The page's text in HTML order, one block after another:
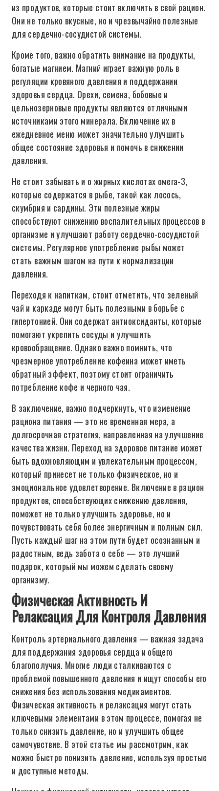
из продуктов, которые стоит включить в свой рацион.
Они не только вкусные, но и чрезвычайно полезные
для сердечно-сосудистой системы.
Кроме того, важно обратить внимание на продукты,
богатые магнием. Магний играет важную роль в
регуляции кровяного давления и поддержании
здоровья сердца. Орехи, семена, бобовые и
цельнозерновые продукты являются отличными
источниками этого минерала. Включение их в
ежедневное меню может значительно улучшить
общее состояние здоровья и помочь в снижении
давления.
Не стоит забывать и о жирных кислотах омега-3,
которые содержатся в рыбе, такой как лосось,
скумбрия и сардины. Эти полезные жиры
способствуют снижению воспалительных процессов в
организме и улучшают работу сердечно-сосудистой
системы. Регулярное употребление рыбы может
стать важным шагом на пути к нормализации
давления.
Переходя к напиткам, стоит отметить, что зеленый
чай и каркаде могут быть полезными в борьбе с
гипертонией. Они содержат антиоксиданты, которые
помогают укрепить сосуды и улучшить
кровообращение. Однако важно помнить, что
чрезмерное употребление кофеина может иметь
обратный эффект, поэтому стоит ограничить
потребление кофе и черного чая.
В заключение, важно подчеркнуть, что изменение
рациона питания — это не временная мера, а
долгосрочная стратегия, направленная на улучшение
качества жизни. Переход на здоровое питание может
быть вдохновляющим и увлекательным процессом,
который принесет не только физическое, но и
эмоциональное удовлетворение. Включение в рацион
продуктов, способствующих снижению давления,
поможет не только улучшить здоровье, но и
почувствовать себя более энергичным и полным сил.
Пусть каждый шаг на этом пути будет осознанным и
радостным, ведь забота о себе — это лучший
подарок, который мы можем сделать своему
организму.
Физическая Активность И
Релаксация Для Контроля Давления
Контроль артериального давления — важная задача
для поддержания здоровья сердца и общего
благополучия. Многие люди сталкиваются с
проблемой повышенного давления и ищут способы его
снижения без использования медикаментов.
Физическая активность и релаксация могут стать
ключевыми элементами в этом процессе, помогая не
только снизить давление, но и улучшить общее
самочувствие. В этой статье мы рассмотрим, как
можно быстро понизить давление, используя простые
и доступные методы.